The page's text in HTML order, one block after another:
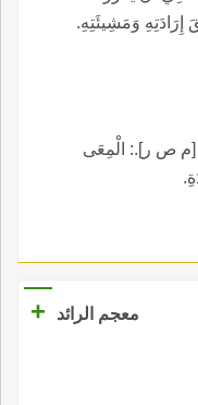
وَمَشِيئَتِهِ.
[م ص ر].: الْمِعَى
معجم الرائد
+